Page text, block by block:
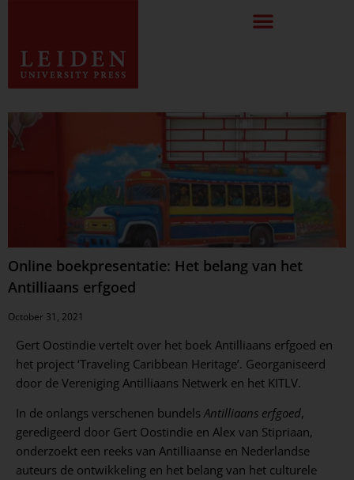
Online boekpresentatie: Het belang van het
Antilliaans erfgoed
October 31, 2021
Gert Oostindie vertelt over het boek Antilliaans erfgoed en
het project ‘Traveling Caribbean Heritage’. Georganiseerd
door de Vereniging Antilliaans Netwerk en het KITLV.
In de onlangs verschenen bundelsAntilliaans erfgoed,
geredigeerd door Gert Oostindie en Alex van Stipriaan,
onderzoekt een reeks van Antilliaanse en Nederlandse
auteurs de ontwikkeling en het belang van het culturele